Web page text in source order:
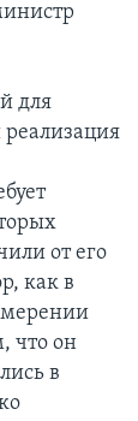
для
реализация
от его
как в
что он
в